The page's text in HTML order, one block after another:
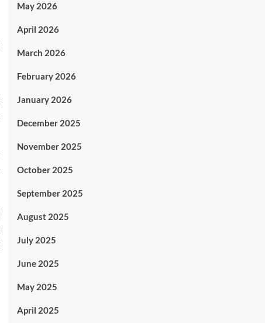
May 2026
April 2026
March 2026
February 2026
January 2026
December 2025
November 2025
October 2025
September 2025
August 2025
July 2025
June 2025
May 2025
April 2025